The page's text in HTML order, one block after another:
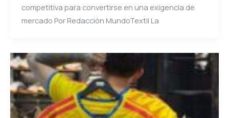
competitiva para convertirse en una exigencia de
mercado Por Redacción MundoTextil La